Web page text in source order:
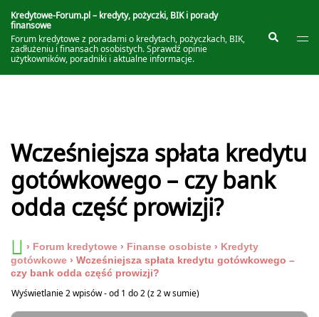
do
treści
Kredytowe-Forum.pl – kredyty, pożyczki, BIK i porady
finansowe
Forum kredytowe z poradami o kredytach, pożyczkach, BIK,
zadłużeniu i finansach osobistych. Sprawdź opinie
użytkowników, poradniki i aktualne informacje.
Szukaj
Wcześniejsza spłata kredytu
gotówkowego – czy bank
odda część prowizji?
› Forum kredytowe › Finanse osobiste › Kredyty
gotówkowe › Wcześniejsza spłata kredytu gotówkowego –
czy bank odda część prowizji?
Wyświetlanie 2 wpisów - od 1 do 2 (z 2 w sumie)